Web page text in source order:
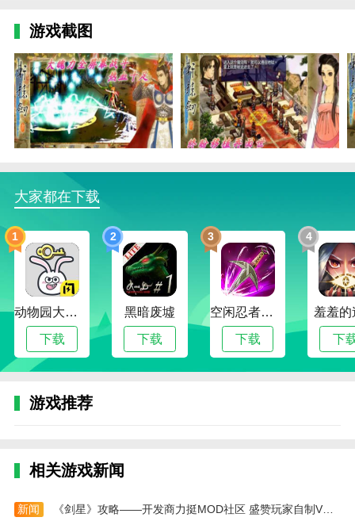
玩家呈现了一个丰富多彩的奇幻世界。
2. 丰富剧情：游戏剧情跌宕起伏，充满戏剧性，让
玩家沉浸其中。
3. 精致画面：游戏画面精美细腻，为玩家带来视觉
上的享受。
巧，提升了游戏的可玩性。
1. 赛特：主角，东西方混血儿，冷静稳重，为寻找
战争不败之术踏上征途。
2. 妮可：女主角，单纯好奇，对赛特暗生情愫，是
游戏中不可或缺的重要角色。
3. 麦尔斯：法兰克王国的护教骑士团队长，忠诚勇
敢，但在故事中经历了巨大的变故。
1. 角色扮演：玩家将扮演赛特，体验丰富的剧情故
2. 战斗系统：采用策略性战斗系统，玩家需合理运
用技能组合和战术策略，才能在激烈的战斗中获得胜
利。
游戏截图
大家都在下载
1
动物园大冒险
下载
2
黑暗废墟
下载
3
空闲忍者传奇
下载
4
羞羞的
下
游戏推荐
相关游戏新闻
新闻 《剑星》攻略——开发商力挺MOD社区 盛赞玩家自制VR模式